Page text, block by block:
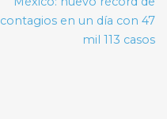
contagios en un día con 47
mil 113 casos